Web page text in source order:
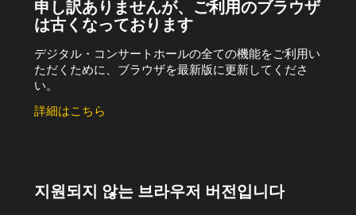
申し訳ありませんが、ご利用のブラウザ
は古くなっております
デジタル・コンサートホールの全ての機能をご利用い
ただくために、ブラウザを最新版に更新してくださ
い。
詳細はこちら
지원되지 않는 브라우저 버전입니다